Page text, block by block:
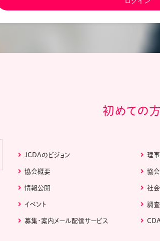
初めての
JCDAのビジョン 理
協会概要 協
情報公開 社
イベント 調査
募集・案内メール配信サービス